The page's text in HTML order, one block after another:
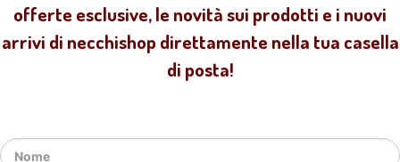
offerte esclusive, le novità sui prodotti e i nuovi
arrivi di necchishop direttamente nella tua casella
di posta!